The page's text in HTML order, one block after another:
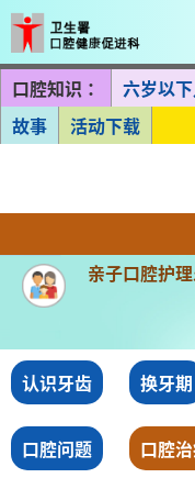
口腔知识： 六岁以
故事
活动下载
亲子口腔护
认识牙齿 换牙期
口腔问题 口腔